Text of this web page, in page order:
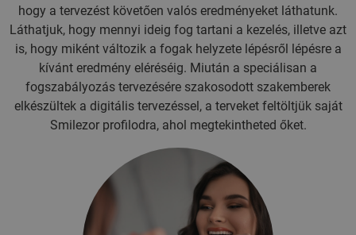
hogy a tervezést követően valós eredményeket láthatunk.
Láthatjuk, hogy mennyi ideig fog tartani a kezelés, illetve azt
is, hogy miként változik a fogak helyzete lépésről lépésre a
kívánt eredmény eléréséig. Miután a speciálisan a
fogszabályozás tervezésére szakosodott szakemberek
elkészültek a digitális tervezéssel, a terveket feltöltjük saját
Smilezor profilodra, ahol megtekintheted őket.